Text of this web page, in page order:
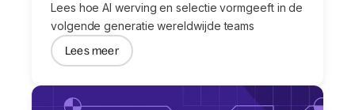
Lees hoe AI werving en selectie vormgeeft in de
volgende generatie wereldwijde teams
Lees meer